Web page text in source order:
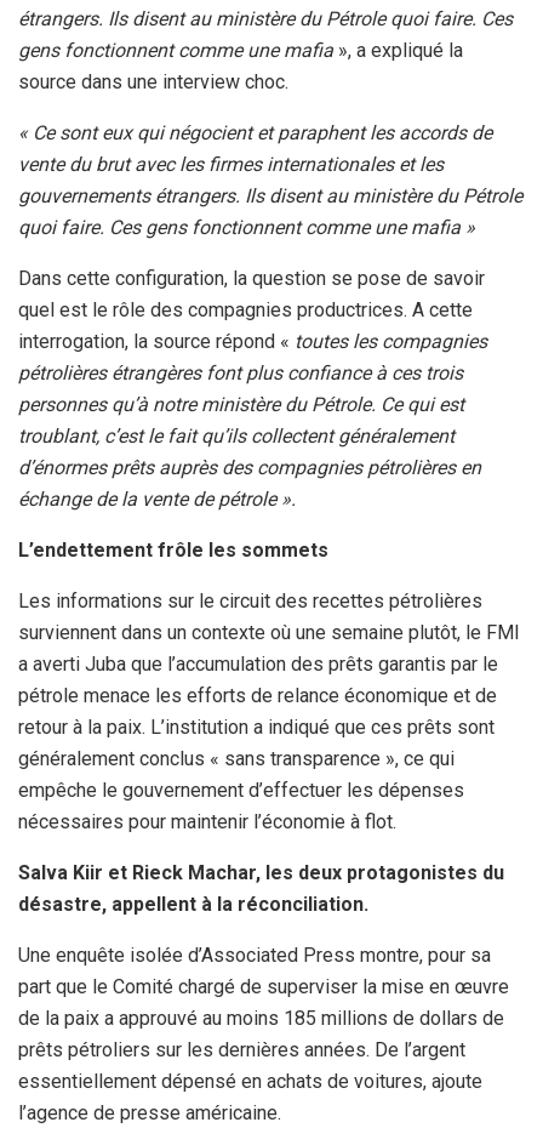
étrangers. Ils disent au ministère du Pétrole quoi faire. Ces
gens fonctionnent comme une mafia », a expliqué la
source dans une interview choc.
« Ce sont eux qui négocient et paraphent les accords de
vente du brut avec les firmes internationales et les
gouvernements étrangers. Ils disent au ministère du Pétrole
quoi faire. Ces gens fonctionnent comme une mafia »
Dans cette configuration, la question se pose de savoir
quel est le rôle des compagnies productrices. A cette
interrogation, la source répond « toutes les compagnies
pétrolières étrangères font plus confiance à ces trois
personnes qu’à notre ministère du Pétrole. Ce qui est
troublant, c’est le fait qu’ils collectent généralement
d’énormes prêts auprès des compagnies pétrolières en
échange de la vente de pétrole ».
L’endettement frôle les sommets
Les informations sur le circuit des recettes pétrolières
surviennent dans un contexte où une semaine plutôt, le FMI
a averti Juba que l’accumulation des prêts garantis par le
pétrole menace les efforts de relance économique et de
retour à la paix. L’institution a indiqué que ces prêts sont
généralement conclus « sans transparence », ce qui
empêche le gouvernement d’effectuer les dépenses
nécessaires pour maintenir l’économie à flot.
Salva Kiir et Rieck Machar, les deux protagonistes du
désastre, appellent à la réconciliation.
Une enquête isolée d’Associated Press montre, pour sa
part que le Comité chargé de superviser la mise en œuvre
de la paix a approuvé au moins 185 millions de dollars de
prêts pétroliers sur les dernières années. De l’argent
essentiellement dépensé en achats de voitures, ajoute
l’agence de presse américaine.